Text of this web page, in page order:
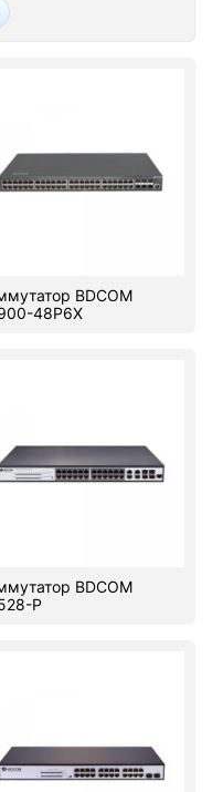
BDCOM
48P6X
BDCOM
P